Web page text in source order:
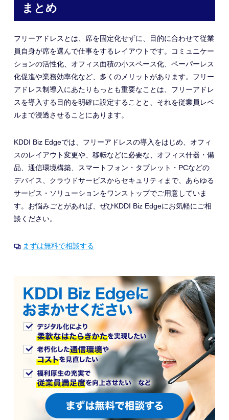
まとめ
フリーアドレスとは、席を固定化せずに、目的に合わせて従業
員自身が席を選んで仕事をするレイアウトです。コミュニケー
ションの活性化、オフィス面積の小スペース化、 ペーパーレス
化促進や業務効率化など、 多くのメリットがあります。 フリー
アドレス制導入にあたりもっとも重要なことは、フリーアドレ
スを導入する目的を明確に設定することと、それを従業員レベ
ルまで浸透させることにあります。
KDDI Biz Edgeでは、フリーアドレスの導入をはじめ、オフィ
スのレイアウト変更や、移転などに必要な、オフィス什器・備
品、通信環境構築、スマートフォン・タブレット・PCなどの
デバイス、クラウドサービスからセキュリティまで、あらゆる
サービス・ソリューションをワンストップでご用意していま
す。お悩みごとがあれば、ぜひKDDI Biz Edgeにお気軽にご相
談ください。
まずは無料で相談する